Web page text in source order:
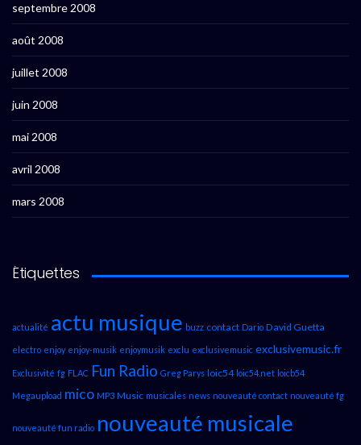
septembre 2008
août 2008
juillet 2008
juin 2008
mai 2008
avril 2008
mars 2008
Étiquettes
actualité actu musique buzz contact Dario David Guetta
electro enjoy enjoy-musik enjoymusik exclu exclusivemusic exclusivemusic.fr
Exclusivité fg FLAC Fun Radio Greg Parys loic54 loic54.net loicb54
Megaupload mico MP3 Music musicales news nouveauté contact nouveauté fg
nouveauté fun radio nouveauté musicale